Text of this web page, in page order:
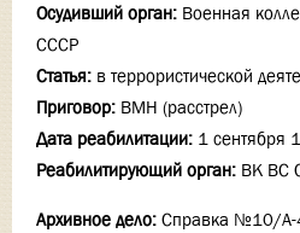
Осудивший орган: Военная
СССР
Статья: в террористической
Приговор: ВМН (расстрел)
Дата реабилитации: 1 сентября
Реабилитирующий орган: ВК ВС
Архивное дело: Справка №10/А-